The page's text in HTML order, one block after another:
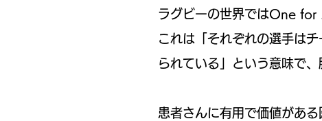
ラグビーの世界ではOne
これは「それぞれの選手は
られている」という意味で
患者さんに有用で価値があ